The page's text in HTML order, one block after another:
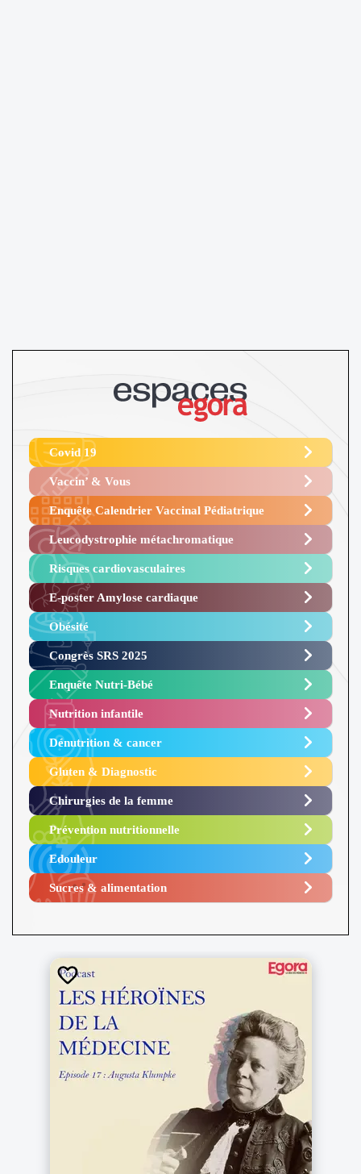
Covid 19
Vaccin’ & Vous
Enquête Calendrier Vaccinal Pédiatrique
Leucodystrophie métachromatique
Risques cardiovasculaires
E-poster Amylose cardiaque ​
Obésité ​
Congrès SRS 2025 ​
Enquête Nutri-Bébé ​
Nutrition infantile
Dénutrition & cancer
Gluten & Diagnostic
Chirurgies de la femme
Prévention nutritionnelle
Edouleur​
Sucres & alimentation​